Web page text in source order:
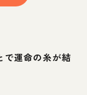
で運命の糸が結